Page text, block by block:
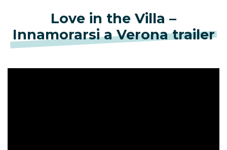
Love in the Villa –
Innamorarsi a Verona trailer